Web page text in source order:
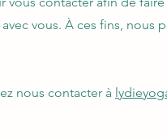
vous. À ces fins, nous
nous contacter à